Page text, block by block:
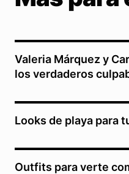
Valeria Márquez y
los verdaderos
Looks de playa para
Outfits para verte